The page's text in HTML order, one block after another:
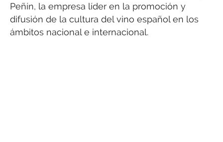
Peñín, la empresa líder en la promoción y
difusión de la cultura del vino español en los
ámbitos nacional e internacional.